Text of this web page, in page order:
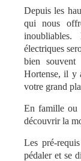
Depuis les
qui nous
électriques
bien souvent
Hortense, il y
votre grand
En famille ou
découvrir la
Les pré-
pédaler et se